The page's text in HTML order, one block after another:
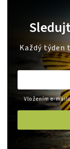
Každý týden
Vložením e-